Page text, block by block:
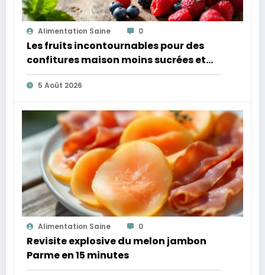
Alimentation Saine 0
Les fruits incontournables pour des
confitures maison moins sucrées et
plus légères
5 Août 2026
Alimentation Saine 0
Revisite explosive du melon jambon
Parme en 15 minutes